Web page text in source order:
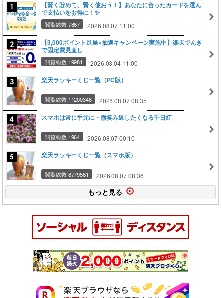
【賢く貯めて、賢く使おう！】あなたに合ったカードを選ん
で支払いをお得に！✨
閲覧総数 7867 2026.08.07 11:00
【3,000ポイント進呈×抽選キャンペーン実施中】楽天でんき
で固定費見直し
閲覧総数 19981 2026.08.04 11:00
楽天ラッキーくじ一覧（PC版）
閲覧総数 11200348 2026.08.07 08:35
スマホは常に手元に・微笑み返したくなる千日紅
閲覧総数 1964 2026.08.07 00:10
楽天ラッキーくじ一覧（スマホ版）
閲覧総数 8779561 2026.08.07 08:36
もっと見る